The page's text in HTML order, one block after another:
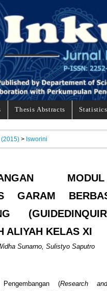
Thesis Abstracts Statistics
(2015) > Isworini
GARAM
ALIYAH KELAS XI
Sunarno, Sulistyo Saputro
(Research